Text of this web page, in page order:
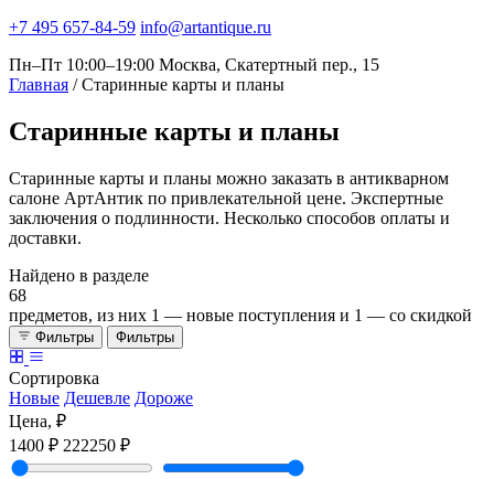
+7 495 657-84-59 info@artantique.ru
Пн–Пт 10:00–19:00 Москва, Скатертный пер., 15
Главная / Старинные карты и планы
Старинные карты и планы
Старинные карты и планы можно заказать в антикварном
салоне АртАнтик по привлекательной цене. Экспертные
заключения о подлинности. Несколько способов оплаты и
доставки.
Найдено в разделе
68
предметов, из них 1 — новые поступления и 1 — со скидкой
Фильтры Фильтры
Сортировка
Новые Дешевле Дороже
Цена, ₽
1400 ₽ 222250 ₽